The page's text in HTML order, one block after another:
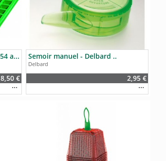
Plaque de culture plastique - 54 alvéoles - Delbard ..
8,50 €
Semoir manuel - Delbard ..
Delbard
2,95 €